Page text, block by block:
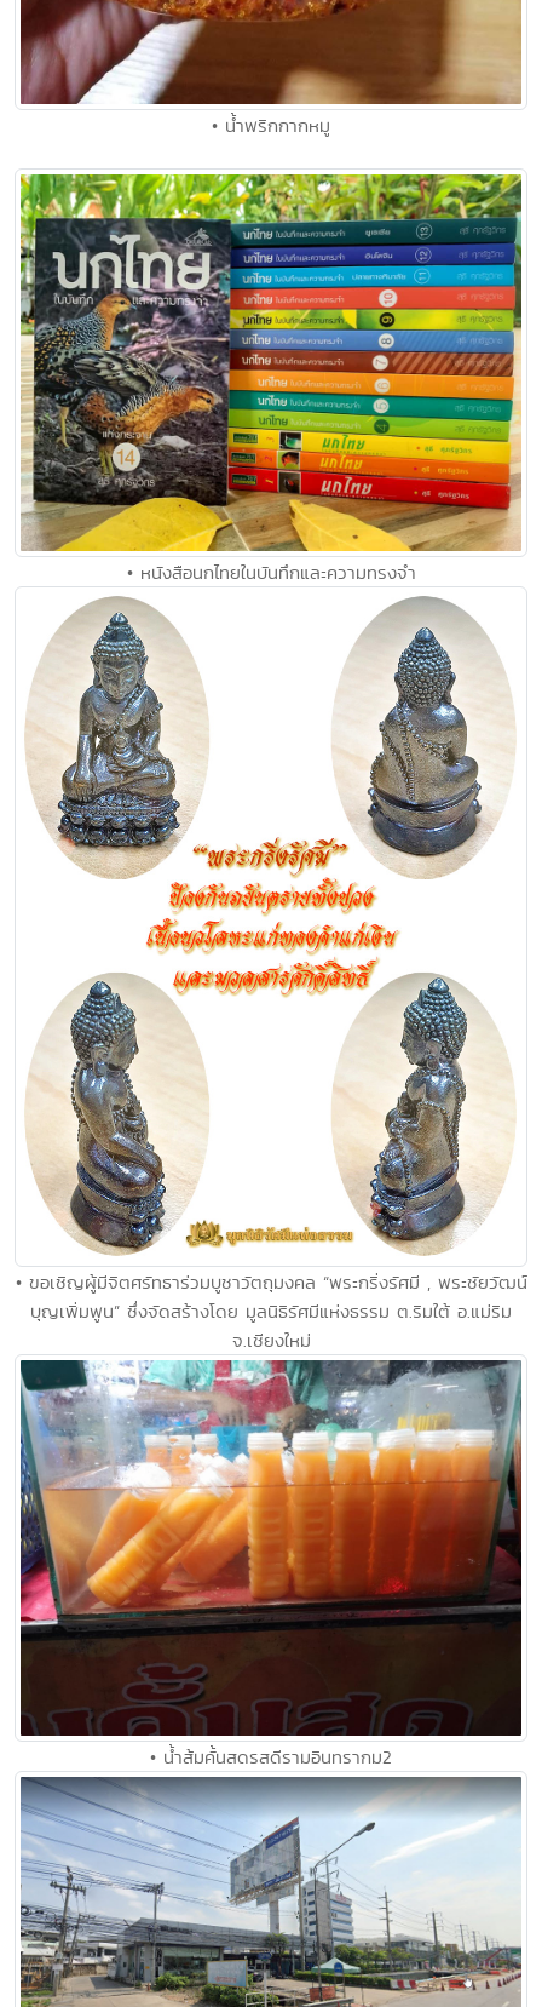
• น้ำพริกกากหมู
• หนังสือนกไทยในบันทึกและความทรงจำ
• ขอเชิญผู้มีจิตศรัทธาร่วมบูชาวัตถุมงคล “พระกริ่งรัศมี , พระชัยวัฒน์
บุญเพิ่มพูน” ซึ่งจัดสร้างโดย มูลนิธิรัศมีแห่งธรรม ต.ริมใต้ อ.แม่ริม
จ.เชียงใหม่
• น้ำส้มคั้นสดรสดีรามอินทรากม2